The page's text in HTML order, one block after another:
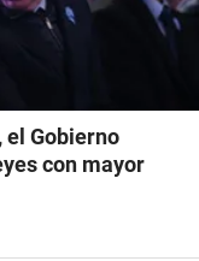
el Gobierno
con mayor